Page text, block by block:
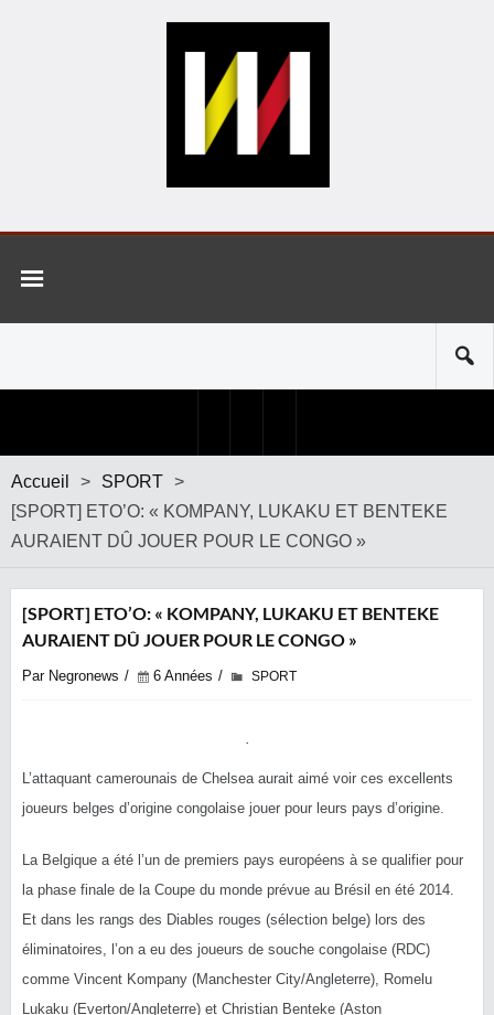
Accueil > SPORT >
[SPORT] ETO’O: « KOMPANY, LUKAKU ET BENTEKE
AURAIENT DÛ JOUER POUR LE CONGO »
[SPORT] ETO’O: « KOMPANY, LUKAKU ET BENTEKE
AURAIENT DÛ JOUER POUR LE CONGO »
Par Negronews 6 Années SPORT
L’attaquant camerounais de Chelsea aurait aimé voir ces excellents
joueurs belges d’origine congolaise jouer pour leurs pays d’origine.
La Belgique a été l’un de premiers pays européens à se qualifier pour
la phase finale de la Coupe du monde prévue au Brésil en été 2014.
Et dans les rangs des Diables rouges (sélection belge) lors des
éliminatoires, l’on a eu des joueurs de souche congolaise (RDC)
comme Vincent Kompany (Manchester City/Angleterre), Romelu
Lukaku (Everton/Angleterre) et Christian Benteke (Aston